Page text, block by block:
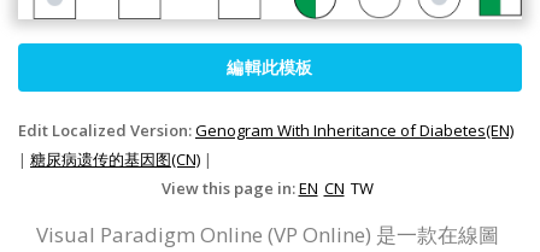
編輯此模板
Edit Localized Version:Genogram With Inheritance of Diabetes(EN)
| 糖尿病遗传的基因图(CN) |
View this page in:EN CN TW
Visual Paradigm Online (VP Online) 是一款在線圖